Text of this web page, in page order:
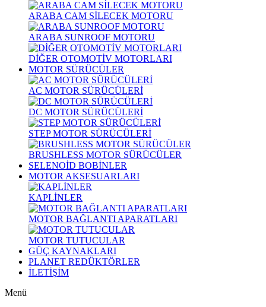
ARABA CAM SİLECEK MOTORU
ARABA SUNROOF MOTORU
DİĞER OTOMOTİV MOTORLARI
MOTOR SÜRÜCÜLER
AC MOTOR SÜRÜCÜLERİ
DC MOTOR SÜRÜCÜLERİ
STEP MOTOR SÜRÜCÜLERİ
BRUSHLESS MOTOR SÜRÜCÜLER
SELENOİD BOBİNLER
MOTOR AKSESUARLARI
KAPLİNLER
MOTOR BAĞLANTI APARATLARI
MOTOR TUTUCULAR
GÜÇ KAYNAKLARI
PLANET REDÜKTÖRLER
İLETİŞİM
Menü